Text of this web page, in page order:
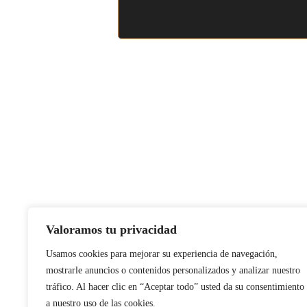
Valoramos tu privacidad
Usamos cookies para mejorar su experiencia de navegación,
mostrarle anuncios o contenidos personalizados y analizar nuestro
tráfico. Al hacer clic en “Aceptar todo” usted da su consentimiento
a nuestro uso de las cookies.